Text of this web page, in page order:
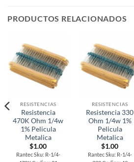
PRODUCTOS RELACIONADOS
RESISTENCIAS
Resistencia
470K Ohm 1/4w
1% Pelicula
Metalica
$1.00
Rantec Sku: R-1/4-
RESISTENCIAS
Resistencia 330
Ohm 1/4w 1%
Pelicula
Metalica
$1.00
Rantec Sku: R-1/4-